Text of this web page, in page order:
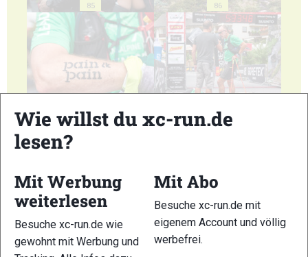
85 86
89 90
Wie willst du xc-run.de
lesen?
Mit Werbung
weiterlesen
Besuche xc-run.de wie
gewohnt mit Werbung und
Mit Abo
Besuche xc-run.de mit
eigenem Account und völlig
werbefrei.